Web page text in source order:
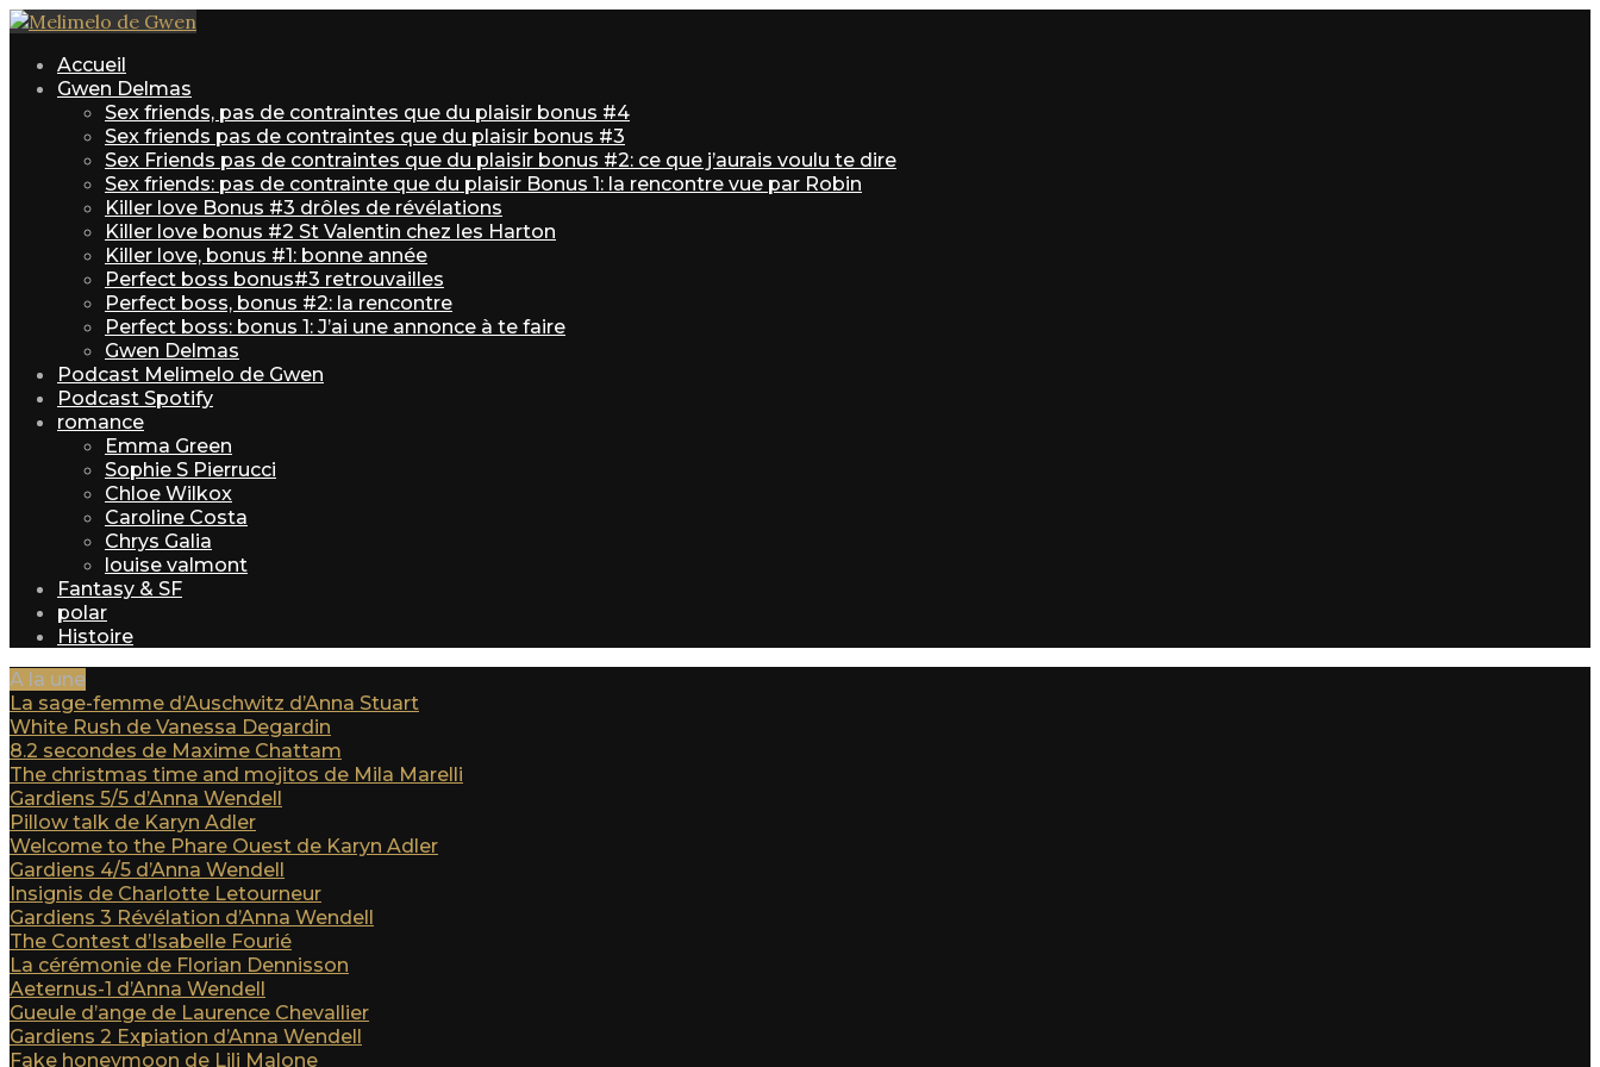
Accueil
Gwen Delmas
Sex friends, pas de contraintes que du plaisir bonus #4
Sex friends pas de contraintes que du plaisir bonus #3
Sex Friends pas de contraintes que du plaisir bonus #2: ce que j’aurais voulu te dire
Sex friends: pas de contrainte que du plaisir Bonus 1: la rencontre vue par Robin
Killer love Bonus #3 drôles de révélations
Killer love bonus #2 St Valentin chez les Harton
Killer love, bonus #1: bonne année
Perfect boss bonus#3 retrouvailles
Perfect boss, bonus #2: la rencontre
Perfect boss: bonus 1: J’ai une annonce à te faire
Gwen Delmas
Podcast Melimelo de Gwen
Podcast Spotify
romance
Emma Green
Sophie S Pierrucci
Chloe Wilkox
Caroline Costa
Chrys Galia
louise valmont
Fantasy & SF
polar
Histoire
A la une
La sage-femme d’Auschwitz d’Anna Stuart
White Rush de Vanessa Degardin
8.2 secondes de Maxime Chattam
The christmas time and mojitos de Mila Marelli
Gardiens 5/5 d’Anna Wendell
Pillow talk de Karyn Adler
Welcome to the Phare Ouest de Karyn Adler
Gardiens 4/5 d’Anna Wendell
Insignis de Charlotte Letourneur
Gardiens 3 Révélation d’Anna Wendell
The Contest d’Isabelle Fourié
La cérémonie de Florian Dennisson
Aeternus-1 d’Anna Wendell
Gueule d’ange de Laurence Chevallier
Gardiens 2 Expiation d’Anna Wendell
Fake honeymoon de Lili Malone